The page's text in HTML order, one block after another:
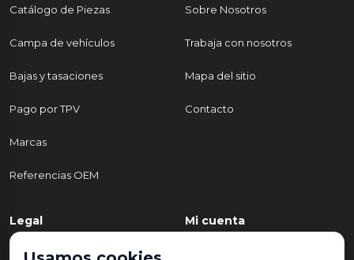
Catálogo de Piezas
Campa de vehículos
Bajas y tasaciones
Pago por TPV
Marcas
Referencias OEM
Sobre Nosotros
Trabaja con nosotros
Mapa del sitio
Contacto
Legal
Política de Privacidad
Mi cuenta